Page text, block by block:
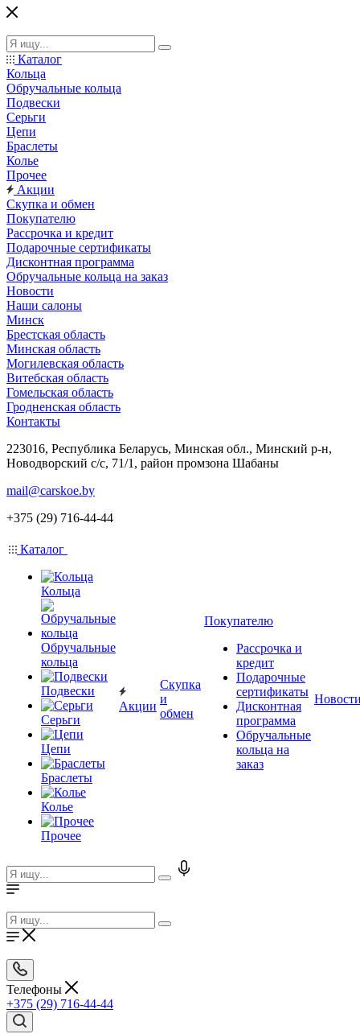
Каталог
Кольца
Обручальные кольца
Подвески
Серьги
Цепи
Браслеты
Колье
Прочее
Акции
Скупка и обмен
Покупателю
Рассрочка и кредит
Подарочные сертификаты
Дисконтная программа
Обручальные кольца на заказ
Новости
Наши салоны
Минск
Брестская область
Минская область
Могилевская область
Витебская область
Гомельская область
Гродненская область
Контакты
223016, Республика Беларусь, Минская обл., Минский р-н,
Новодворский с/с, 71/1, район промзона Шабаны
mail@carskoe.by
+375 (29) 716-44-44
Каталог
Кольца
Обручальные
кольца
Подвески
Серьги
Цепи
Браслеты
Колье
Прочее
Акции
Скупка
и
обмен
Покупателю
Рассрочка и
кредит
Подарочные
сертификаты
Дисконтная
программа
Обручальные
кольца на
заказ
Телефоны
+375 (29) 716-44-44